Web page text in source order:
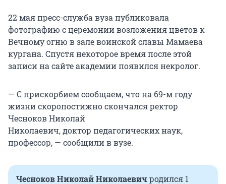
22 мая пресс-служба вуза публиковала
фотографию с церемонии возложения цветов к
Вечному огню в зале воинской славы Мамаева
кургана. Спустя некоторое время после этой
записи на сайте академии появился некролог.
— С прискорбием сообщаем, что на 69-м году
жизни скоропостижно скончался ректор
Чесноков Николай
Николаевич, доктор педагогических наук,
профессор, — сообщили в вузе.
Чесноков Николай Николаевичродился 1